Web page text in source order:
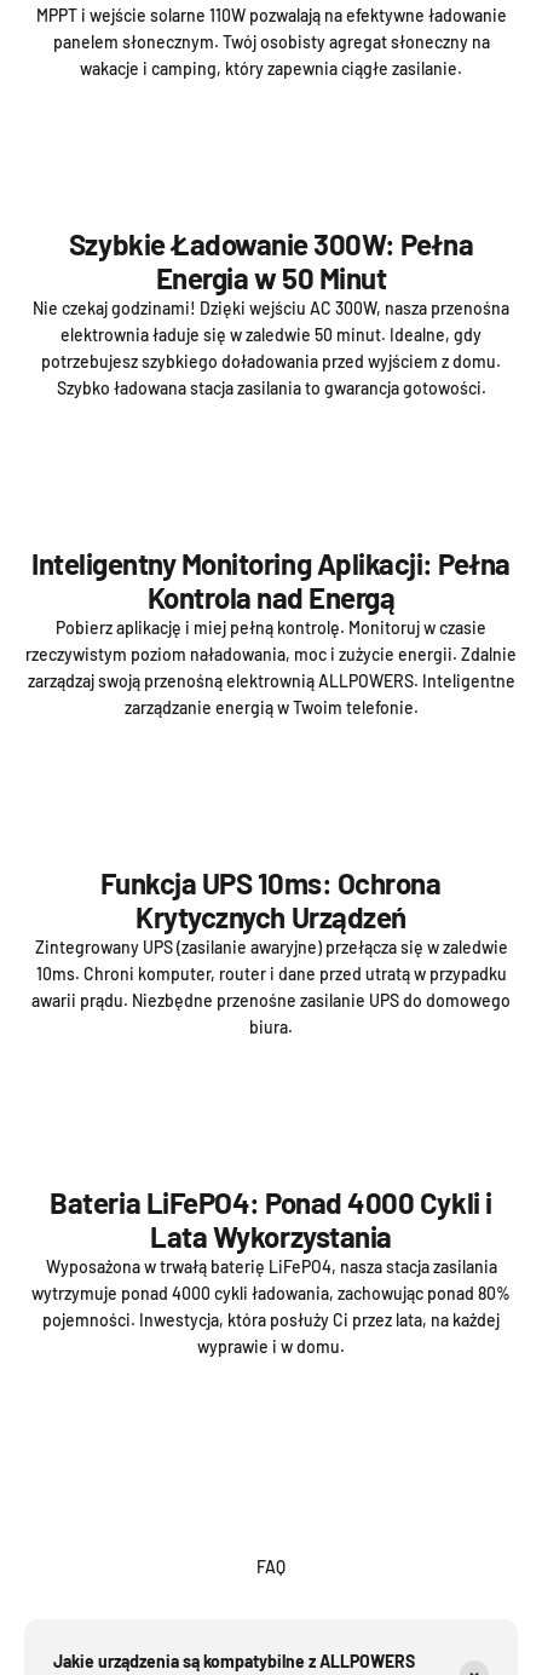
MPPT i wejście solarne 110W pozwalają na efektywne ładowanie
panelem słonecznym. Twój osobisty agregat słoneczny na
wakacje i camping, który zapewnia ciągłe zasilanie.
Szybkie Ładowanie 300W: Pełna
Energia w 50 Minut
Nie czekaj godzinami! Dzięki wejściu AC 300W, nasza przenośna
elektrownia ładuje się w zaledwie 50 minut. Idealne, gdy
potrzebujesz szybkiego doładowania przed wyjściem z domu.
Szybko ładowana stacja zasilania to gwarancja gotowości.
Inteligentny Monitoring Aplikacji: Pełna
Kontrola nad Energą
Pobierz aplikację i miej pełną kontrolę. Monitoruj w czasie
rzeczywistym poziom naładowania, moc i zużycie energii. Zdalnie
zarządzaj swoją przenośną elektrownią ALLPOWERS. Inteligentne
zarządzanie energią w Twoim telefonie.
Funkcja UPS 10ms: Ochrona
Krytycznych Urządzeń
Zintegrowany UPS (zasilanie awaryjne) przełącza się w zaledwie
10ms. Chroni komputer, router i dane przed utratą w przypadku
awarii prądu. Niezbędne przenośne zasilanie UPS do domowego
biura.
Bateria LiFePO4: Ponad 4000 Cykli i
Lata Wykorzystania
Wyposażona w trwałą baterię LiFePO4, nasza stacja zasilania
wytrzymuje ponad 4000 cykli ładowania, zachowując ponad 80%
pojemności. Inwestycja, która posłuży Ci przez lata, na każdej
wyprawie i w domu.
FAQ
Jakie urządzenia są kompatybilne z ALLPOWERS